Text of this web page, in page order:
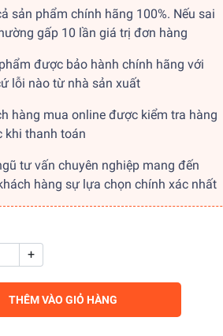
sản phẩm chính hãng 100%. Nếu sai
gấp 10 lần giá trị đơn hàng
được bảo hành chính hãng với
lỗi nào từ nhà sản xuất
hàng mua online được kiểm tra hàng
khi thanh toán
tư vấn chuyên nghiệp mang đến
hàng sự lựa chọn chính xác nhất
+
THÊM VÀO GIỎ HÀNG